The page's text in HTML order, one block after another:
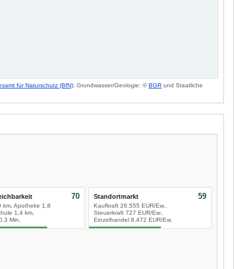
für Naturschutz (BfN); Grundwasser/Geologie: ©BGR und Staatliche
km, Apotheke 1,8
1,4 km,
Min.
70 Standortmarkt
Kaufkraft 26.555 EUR/Ew.,
Steuerkraft 727 EUR/Ew.,
Einzelhandel 8.472 EUR/Ew.
59